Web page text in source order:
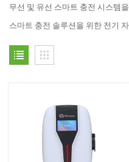
무선 및 유선 스마트 충전 시스템
스마트 충전 솔루션을 위한 전기